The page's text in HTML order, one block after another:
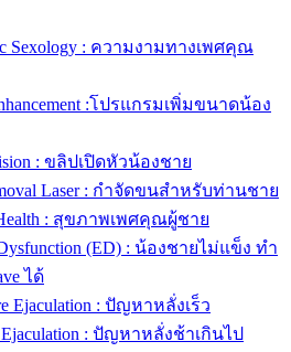
Sexology : ความงามทางเพศคุณ
:โปรแกรมเพิ่มขนาดน้อง
: ขลิปเปิดหัวน้องชาย
Laser : กำจัดขนสำหรับท่านชาย
Health : สุขภาพเพศคุณผู้ชาย
(ED) : น้องชายไม่แข็ง ทำ
ได้
Ejaculation : ปัญหาหลั่งเร็ว
Ejaculation : ปัญหาหลั่งช้าเกินไป